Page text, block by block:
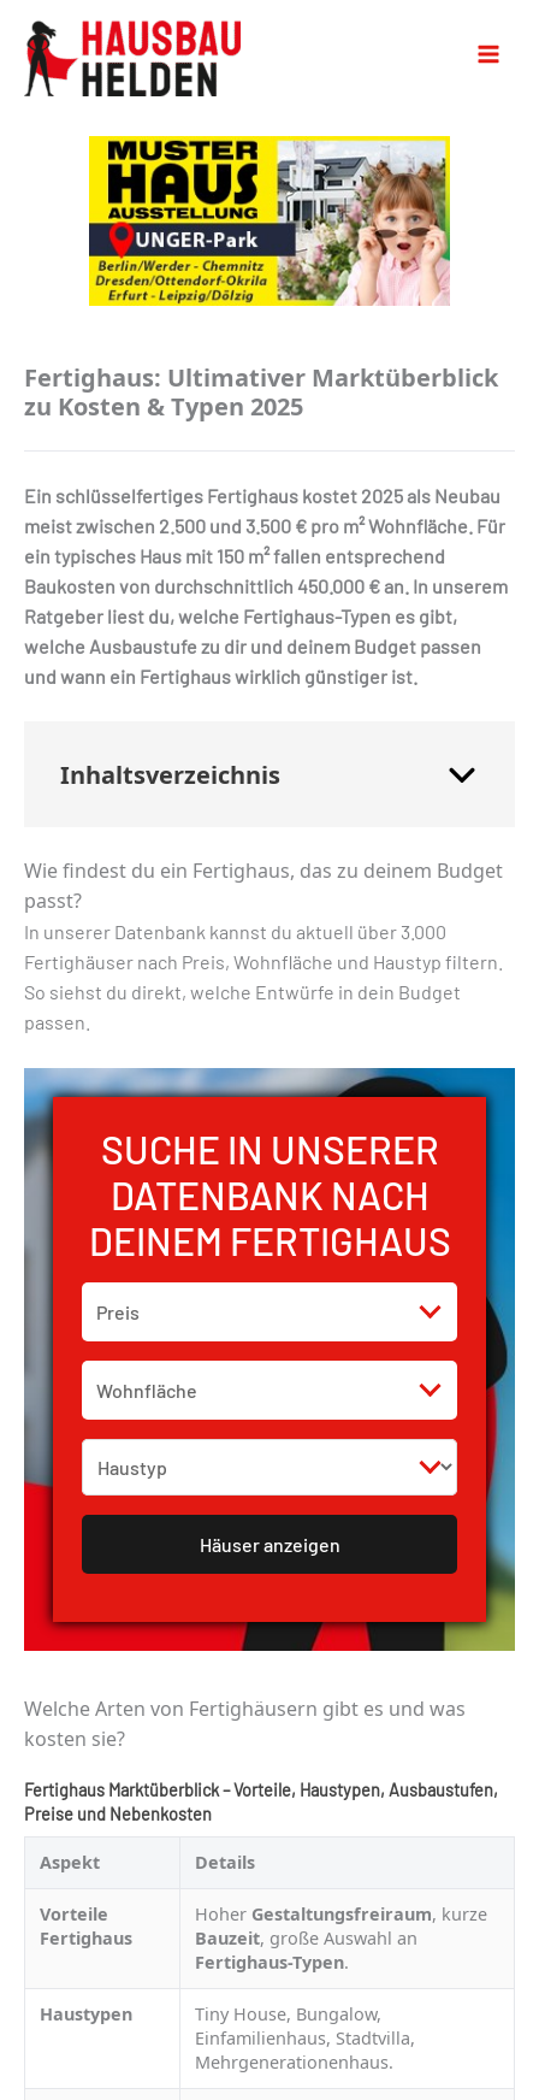
Fertighaus: Ultimativer Marktüberblick
zu Kosten & Typen 2025
Ein schlüsselfertiges Fertighaus kostet 2025 als Neubau
meistzwischen 2.500 und 3.500 € pro m² Wohnfläche . Für
ein typisches Haus mit 150 m² fallen entsprechend
Baukosten von durchschnittlich 450.000 € an. In unserem
Ratgeber liest du, welche Fertighaus-Typen es gibt,
welche Ausbaustufe zu dir und deinem Budget passen
und wann ein Fertighaus wirklich günstiger ist.
Inhaltsverzeichnis
Wie findest du ein Fertighaus, das zu deinem Budget
passt?
In unserer Datenbank kannst du aktuell über 3.000
Fertighäuser nach Preis, Wohnfläche und Haustyp filtern.
So siehst du direkt, welche Entwürfe in dein Budget
passen.
SUCHE IN UNSERER
DATENBANK NACH
DEINEM FERTIGHAUS
Preis
Wohnfläche
Häuser anzeigen
Welche Arten von Fertighäusern gibt es und was
kosten sie?
Fertighaus Marktüberblick – Vorteile, Haustypen, Ausbaustufen,
Preise und Nebenkosten
Aspekt Details
Vorteile
Fertighaus
Hoher Gestaltungsfreiraum, kurze
Bauzeit, große Auswahl an
Fertighaus-Typen.
Haustypen
Tiny House, Bungalow,
Einfamilienhaus, Stadtvilla,
Mehrgenerationenhaus.